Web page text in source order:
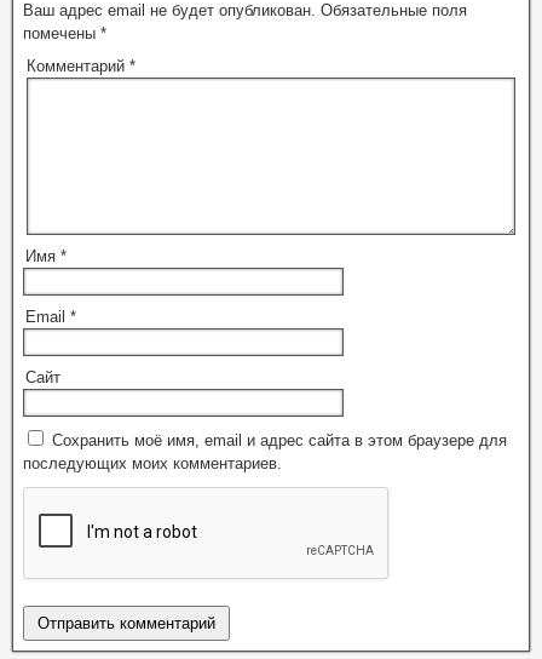
Ваш адрес email не будет опубликован. Обязательные поля
помечены *
Комментарий *
Имя *
Email *
Сайт
Сохранить моё имя, email и адрес сайта в этом браузере для
последующих моих комментариев.